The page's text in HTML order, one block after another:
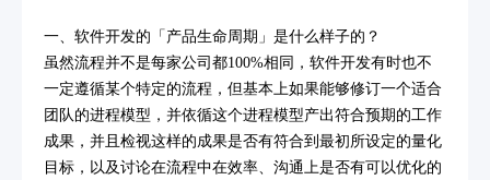
一、软件开发的「产品生命周期」是什么样子的？
虽然流程并不是每家公司都100%相同，软件开发有时也不
一定遵循某个特定的流程，但基本上如果能够修订一个适合
团队的进程模型，并依循这个进程模型产出符合预期的工作
成果，并且检视这样的成果是否有符合到最初所设定的量化
目标，以及讨论在流程中在效率、沟通上是否有可以优化的